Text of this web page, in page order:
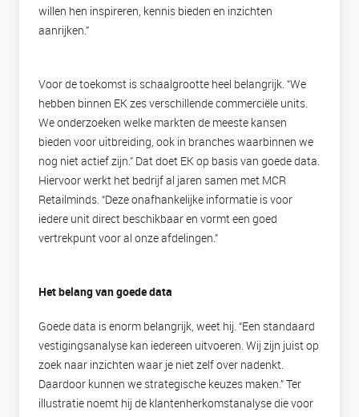
willen hen inspireren, kennis bieden en inzichten
aanrijken.”
Voor de toekomst is schaalgrootte heel belangrijk. “We
hebben binnen EK zes verschillende commerciële units.
We onderzoeken welke markten de meeste kansen
bieden voor uitbreiding, ook in branches waarbinnen we
nog niet actief zijn.” Dat doet EK op basis van goede data.
Hiervoor werkt het bedrijf al jaren samen met MCR
Retailminds. “Deze onafhankelijke informatie is voor
iedere unit direct beschikbaar en vormt een goed
vertrekpunt voor al onze afdelingen.”
Het belang van goede data
Goede data is enorm belangrijk, weet hij. “Een standaard
vestigingsanalyse kan iedereen uitvoeren. Wij zijn juist op
zoek naar inzichten waar je niet zelf over nadenkt.
Daardoor kunnen we strategische keuzes maken.” Ter
illustratie noemt hij de klantenherkomstanalyse die voor